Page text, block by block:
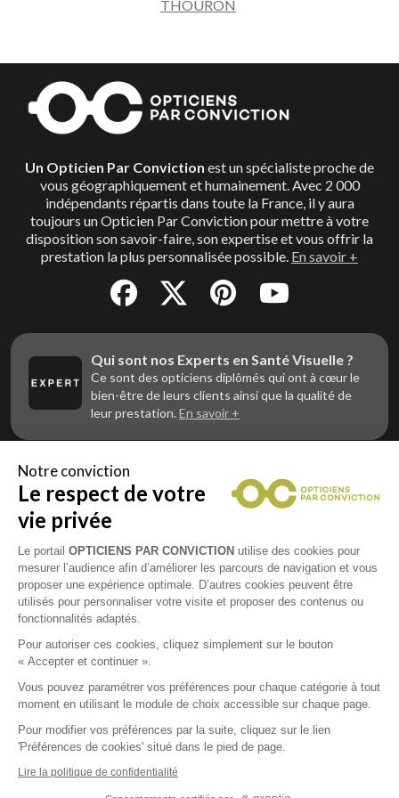
transparence des prix, en vous proposant les produits
adaptés, de grande qualité, pour le budget qui vous
correspond.
THOURON
Un Opticien Par Conviction est un spécialiste proche de
vous géographiquement et humainement. Avec 2 000
indépendants répartis dans toute la France, il y aura
toujours un Opticien Par Conviction pour mettre à votre
disposition son savoir-faire, son expertise et vous offrir la
prestation la plus personnalisée possible. En savoir +
Qui sont nos Experts en Santé Visuelle ?
Ce sont des opticiens diplômés qui ont à cœur le
bien-être de leurs clients ainsi que la qualité de
leur prestation.En savoir +
Vous êtes un professionnel de la vue et
vous souhaitez nous rejoindre ?
Contactez Alliance Optic, la centrale d’achats et
d’accompagnement des opticiens indépendants
Contacts
Notre conviction
Le respect de votre
vie privée
Le portail OPTICIENS PAR CONVICTION utilise des cookies pour
mesurer l’audience afin d’améliorer les parcours de navigation et vous
proposer une expérience optimale. D’autres cookies peuvent être
utilisés pour personnaliser votre visite et proposer des contenus ou
fonctionnalités adaptés.
Pour autoriser ces cookies, cliquez simplement sur le bouton
« Accepter et continuer ».
Vous pouvez paramétrer vos préférences pour chaque catégorie à tout
moment en utilisant le module de choix accessible sur chaque page.
Pour modifier vos préférences par la suite, cliquez sur le lien
'Préférences de cookies' situé dans le pied de page.
Lire la politique de confidentialité